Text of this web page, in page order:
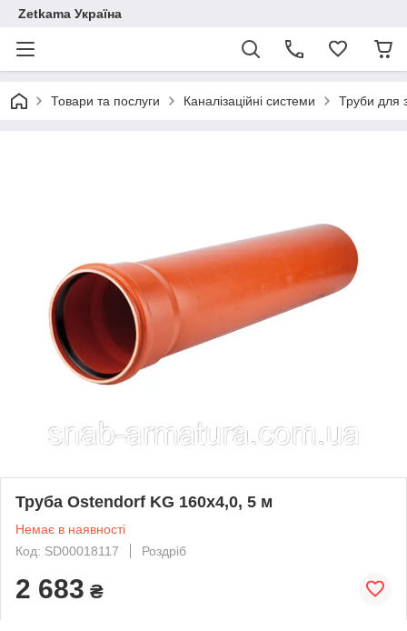
Zetkama Україна
Товари та послуги Каналізаційні системи Труби для
Труба Ostendorf KG 160х4,0, 5 м
Немає в наявності
Код: SD00018117
Роздріб
2 683 ₴